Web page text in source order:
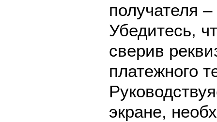
получателя
Убедитесь,
сверив
платежного
экране,